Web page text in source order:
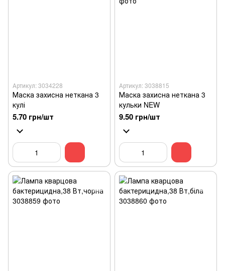
Артикул: 3034228
Маска захисна неткана 3
кулі
5.70 грн/шт
Артикул: 3038815
Маска захисна неткана 3
кульки NEW
9.50 грн/шт